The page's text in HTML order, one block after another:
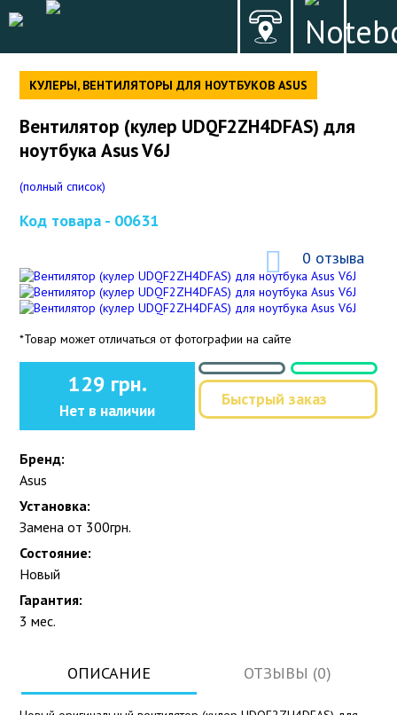
КУЛЕРЫ, ВЕНТИЛЯТОРЫ ДЛЯ НОУТБУКОВ ASUS
Вентилятор (кулер UDQF2ZH4DFAS) для
ноутбука Asus V6J
(полный список)
Код товара - 00631
0 отзыва
*Товар может отличаться от фотографии на сайте
129 грн.
Нет в наличии
Быстрый заказ
Бренд:
Asus
Установка:
Замена от 300грн.
Состояние:
Новый
Гарантия:
3 мес.
ОПИСАНИЕ ОТЗЫВЫ (0)